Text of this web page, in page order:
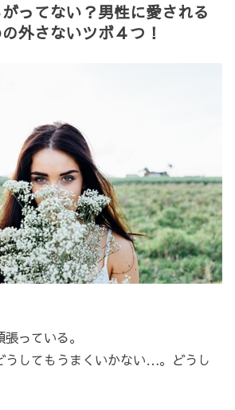
ってない？男性に愛される
外さないツボ４つ！
っている。
うしてもうまくいかない…。どうし